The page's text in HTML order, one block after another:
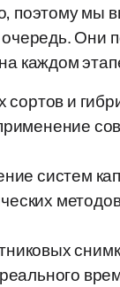
поэтому мы
Они
каждом
и
систем